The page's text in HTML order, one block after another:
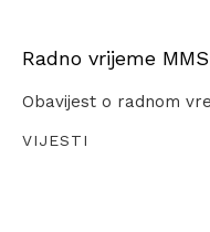
Radno vrijeme
Obavijest o radnom
VIJESTI